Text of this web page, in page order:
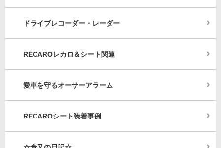
ドライブレコーダー・レーダー
RECAROレカロ＆シート関連
愛車を守るオーサーアラーム
RECAROシート装着事例